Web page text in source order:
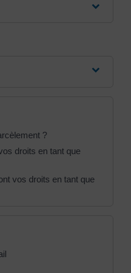
?
droits en tant que
vos droits en tant que